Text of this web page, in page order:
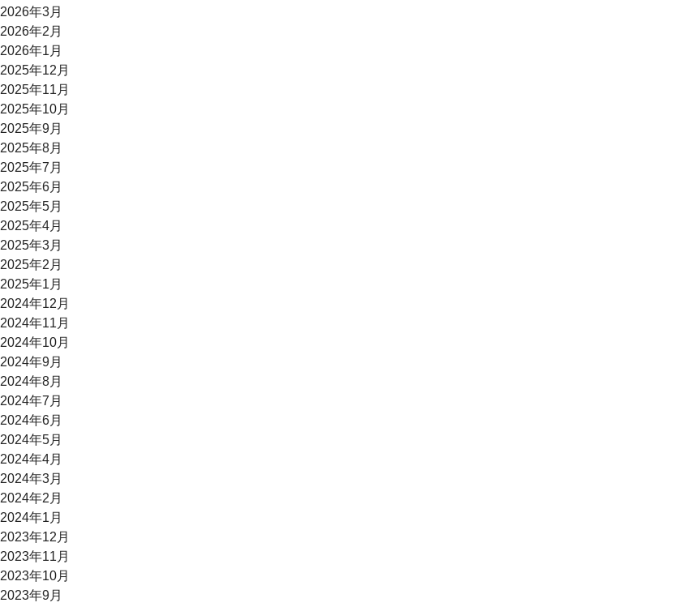
2026年3月
2026年2月
2026年1月
2025年12月
2025年11月
2025年10月
2025年9月
2025年8月
2025年7月
2025年6月
2025年5月
2025年4月
2025年3月
2025年2月
2025年1月
2024年12月
2024年11月
2024年10月
2024年9月
2024年8月
2024年7月
2024年6月
2024年5月
2024年4月
2024年3月
2024年2月
2024年1月
2023年12月
2023年11月
2023年10月
2023年9月